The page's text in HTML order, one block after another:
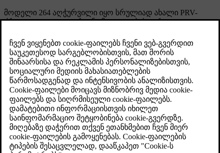
მოდელი 264 აღჭურვილი იყო სრულიად ახალი PRV-
ძრავით, V6 2,7 ლიტრიანი მოცულობის აგრეგატით,
და შემუშავებული Peugeot-სა და Renault-თან
ერთობლივად.
ტექნიკური მახასიათებლები
მოდელი: 264
წარმოების წლები: 1975 - 1982 წწ
წარმოების მოცულობა: 132390
კორპუსი: 4-კარიანი სალონი ძრავი: V6 OHC, 2,664 cc ან
2,849 cc.
გადაცემათა კოლოფი: 4 სიჩქარიანი მექანიკური, 4
სიჩქარიანი მექანიკური ელექტრო მაჩქარებელი
გადაცემით ან 3 სიჩქარიანი ავტომატური.